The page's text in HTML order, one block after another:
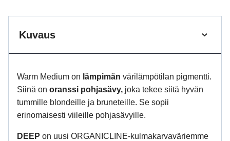
Kuvaus
Warm Medium on lämpimän värilämpötilan pigmentti.
Siinä on oranssi pohjasävy, joka tekee siitä hyvän
tummille blondeille ja bruneteille. Se sopii
erinomaisesti viileille pohjasävyille.
DEEP on uusi ORGANICLINE-kulmakarvaväriemme